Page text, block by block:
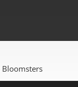
Bloomsters